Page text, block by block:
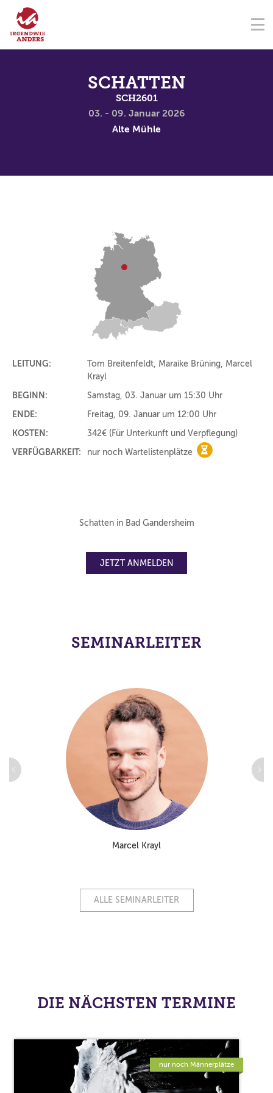
NAVIGATION ÜBERSPRINGEN
ÜBER UNS
AKADEMIE
SCHATTEN
SCH2601
03. - 09. Januar 2026
Alte Mühle
LEITUNG:
Tom Breitenfeldt, Maraike Brüning, Marcel
Krayl
BEGINN:
Samstag, 03. Januar um 15:30 Uhr
ENDE:
Freitag, 09. Januar um 12:00 Uhr
KOSTEN:
342€ (Für Unterkunft und Verpflegung)
VERFÜGBARKEIT:
nur noch Wartelistenplätze nur noch
Schatten in Bad Gandersheim
JETZT ANMELDEN
SEMINARLEITER
Marcel Krayl
ALLE SEMINARLEITER
DIE NÄCHSTEN TERMINE
nur noch Männerplätze